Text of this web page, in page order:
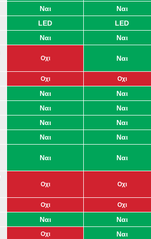
Ναι
Ναι
LED
LED
Ναι
Ναι
Οχι Ναι
Οχι Οχι
Ναι
Ναι
Ναι
Ναι
Ναι
Ναι
Ναι
Ναι
Ναι Ναι
Οχι Οχι
Οχι Οχι
Ναι
Ναι
Οχι
Ναι